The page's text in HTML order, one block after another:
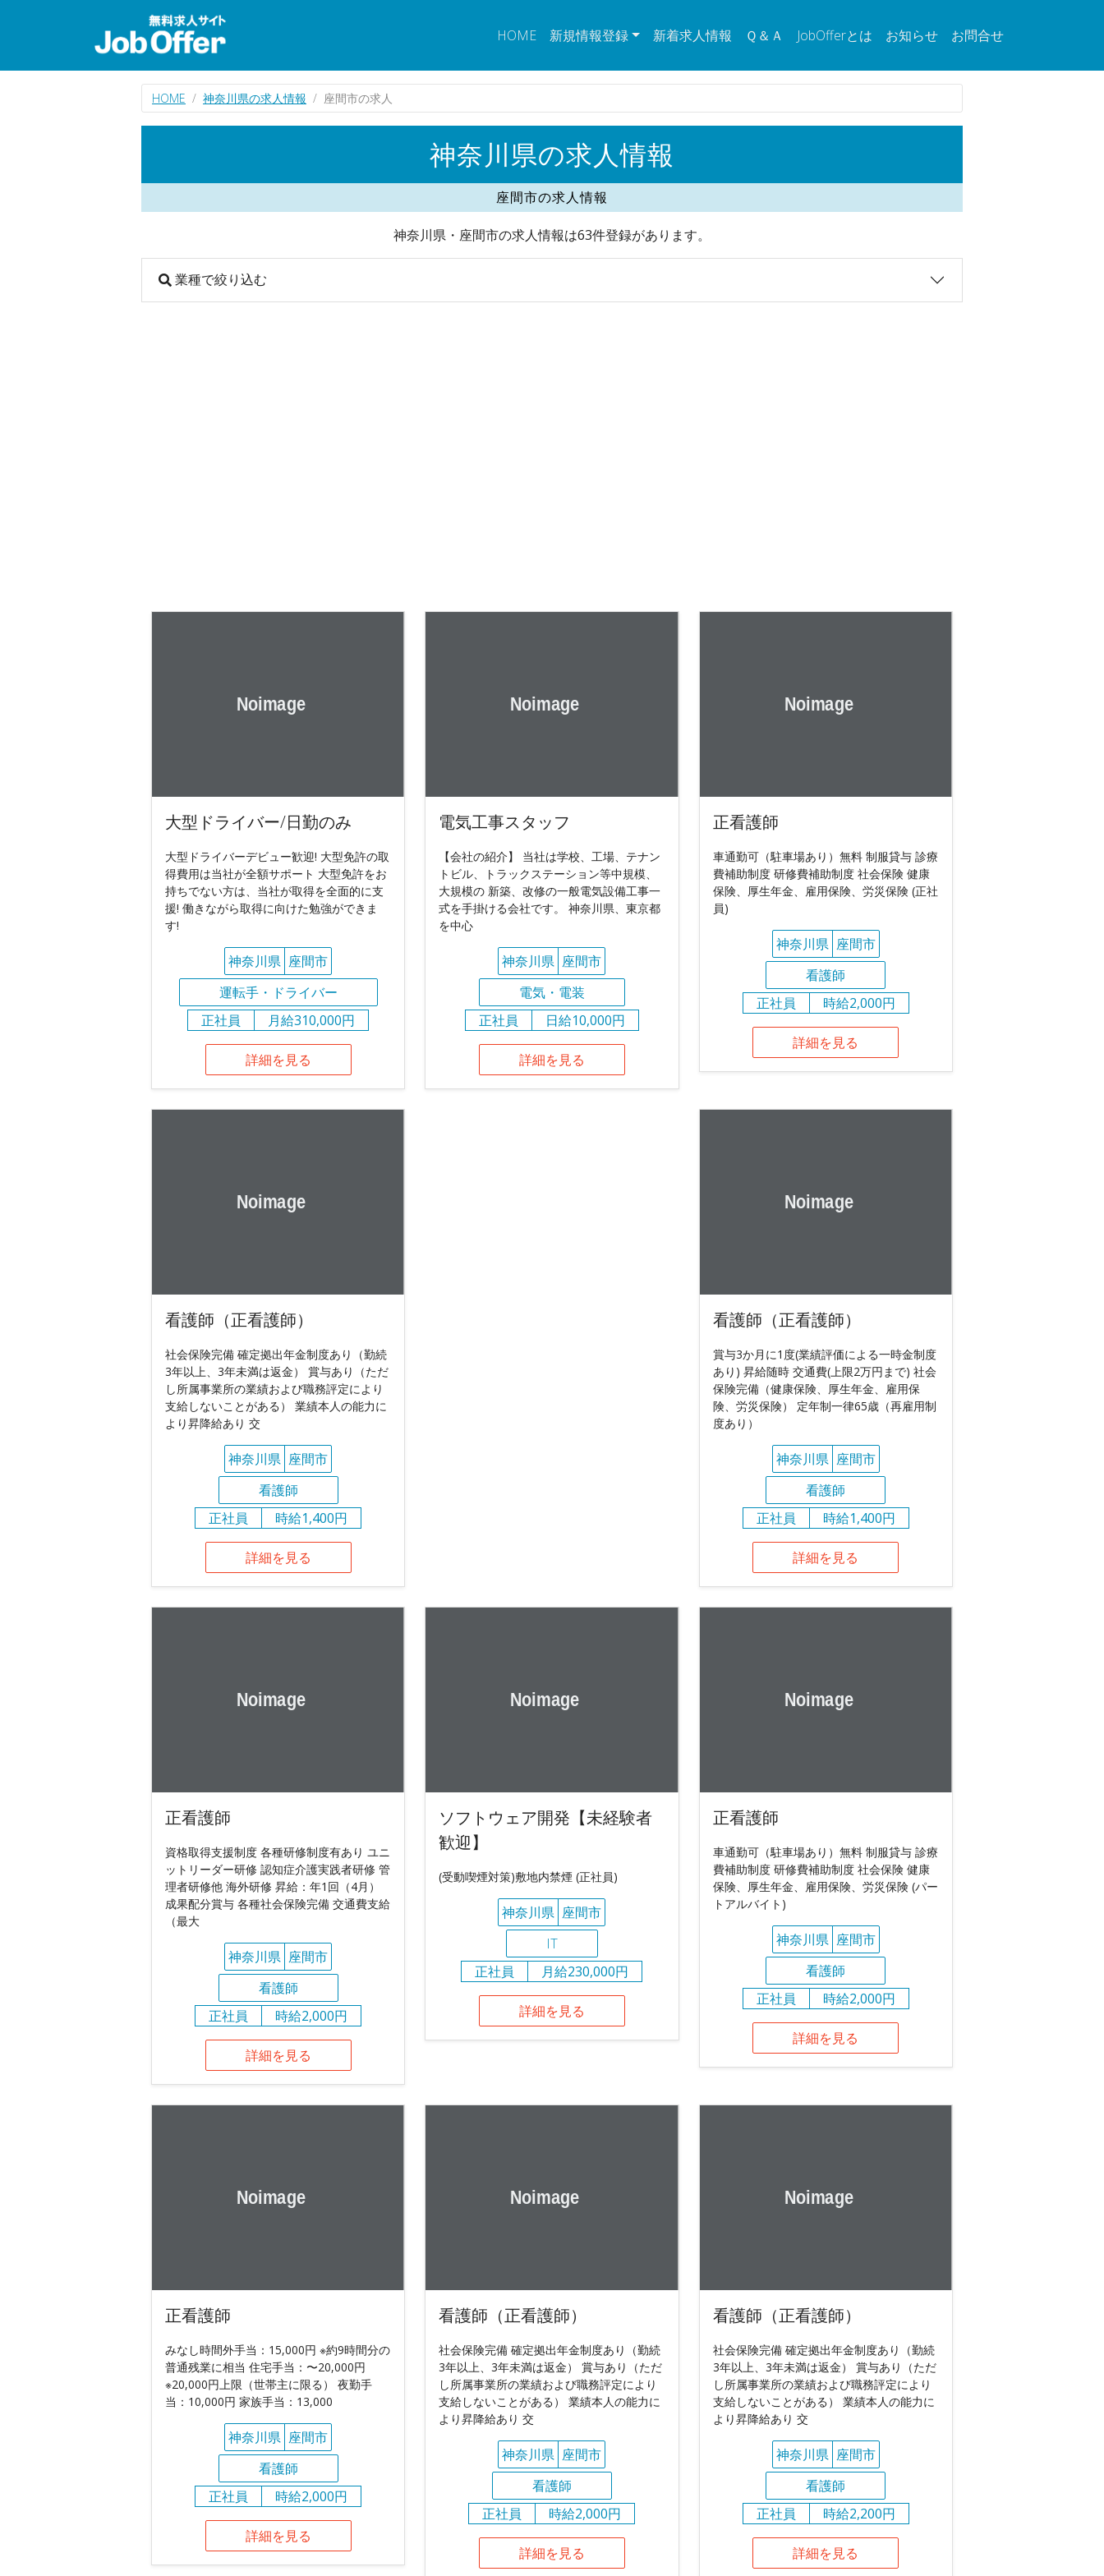
HOME 新規情報登録 新着求人情報 Ｑ＆Ａ JobOfferとは お知らせ お問合せ
HOME 神奈川県の求人情報 座間市の求人
神奈川県の求人情報
座間市の求人情報
神奈川県・座間市の求人情報は63件登録があります。
業種で絞り込む
大型ドライバー/日勤のみ
大型ドライバーデビュー歓迎! 大型免許の取
得費用は当社が全額サポート 大型免許をお
持ちでない方は、当社が取得を全面的に支
援! 働きながら取得に向けた勉強ができま
す!
神奈川県 座間市
運転手・ドライバー
正社員
月給310,000円
詳細を見る
電気工事スタッフ
【会社の紹介】 当社は学校、工場、テナン
トビル、トラックステーション等中規模、
大規模の 新築、改修の一般電気設備工事一
式を手掛ける会社です。 神奈川県、東京都
を中心
神奈川県 座間市
電気・電装
正社員
日給10,000円
詳細を見る
正看護師
車通勤可（駐車場あり）無料 制服貸与 診療
費補助制度 研修費補助制度 社会保険 健康
保険、厚生年金、雇用保険、労災保険 (正社
員)
神奈川県 座間市
看護師
正社員
時給2,000円
詳細を見る
看護師（正看護師）
社会保険完備 確定拠出年金制度あり（勤続
3年以上、3年未満は返金） 賞与あり（ただ
し所属事業所の業績および職務評定により
支給しないことがある） 業績本人の能力に
より昇降給あり 交
神奈川県 座間市
看護師
正社員
時給1,400円
詳細を見る
看護師（正看護師）
賞与3か月に1度(業績評価による一時金制度
あり) 昇給随時 交通費(上限2万円まで) 社会
保険完備（健康保険、厚生年金、雇用保
険、労災保険） 定年制一律65歳（再雇用制
度あり）
神奈川県 座間市
看護師
正社員
時給1,400円
詳細を見る
正看護師
資格取得支援制度 各種研修制度有あり ユニ
ットリーダー研修 認知症介護実践者研修 管
理者研修他 海外研修 昇給：年1回（4月）
成果配分賞与 各種社会保険完備 交通費支給
（最大
神奈川県 座間市
看護師
正社員
時給2,000円
詳細を見る
ソフトウェア開発【未経験者
歓迎】
(受動喫煙対策)敷地内禁煙 (正社員)
神奈川県 座間市
IT
正社員
月給230,000円
詳細を見る
正看護師
車通勤可（駐車場あり）無料 制服貸与 診療
費補助制度 研修費補助制度 社会保険 健康
保険、厚生年金、雇用保険、労災保険 (パー
トアルバイト)
神奈川県 座間市
看護師
正社員
時給2,000円
詳細を見る
正看護師
みなし時間外手当：15,000円 ※約9時間分の
普通残業に相当 住宅手当：〜20,000円
※20,000円上限（世帯主に限る） 夜勤手
当：10,000円 家族手当：13,000
神奈川県 座間市
看護師
正社員
時給2,000円
詳細を見る
看護師（正看護師）
社会保険完備 確定拠出年金制度あり（勤続
3年以上、3年未満は返金） 賞与あり（ただ
し所属事業所の業績および職務評定により
支給しないことがある） 業績本人の能力に
より昇降給あり 交
神奈川県 座間市
看護師
正社員
時給2,000円
詳細を見る
看護師（正看護師）
社会保険完備 確定拠出年金制度あり（勤続
3年以上、3年未満は返金） 賞与あり（ただ
し所属事業所の業績および職務評定により
支給しないことがある） 業績本人の能力に
より昇降給あり 交
神奈川県 座間市
看護師
正社員
時給2,200円
詳細を見る